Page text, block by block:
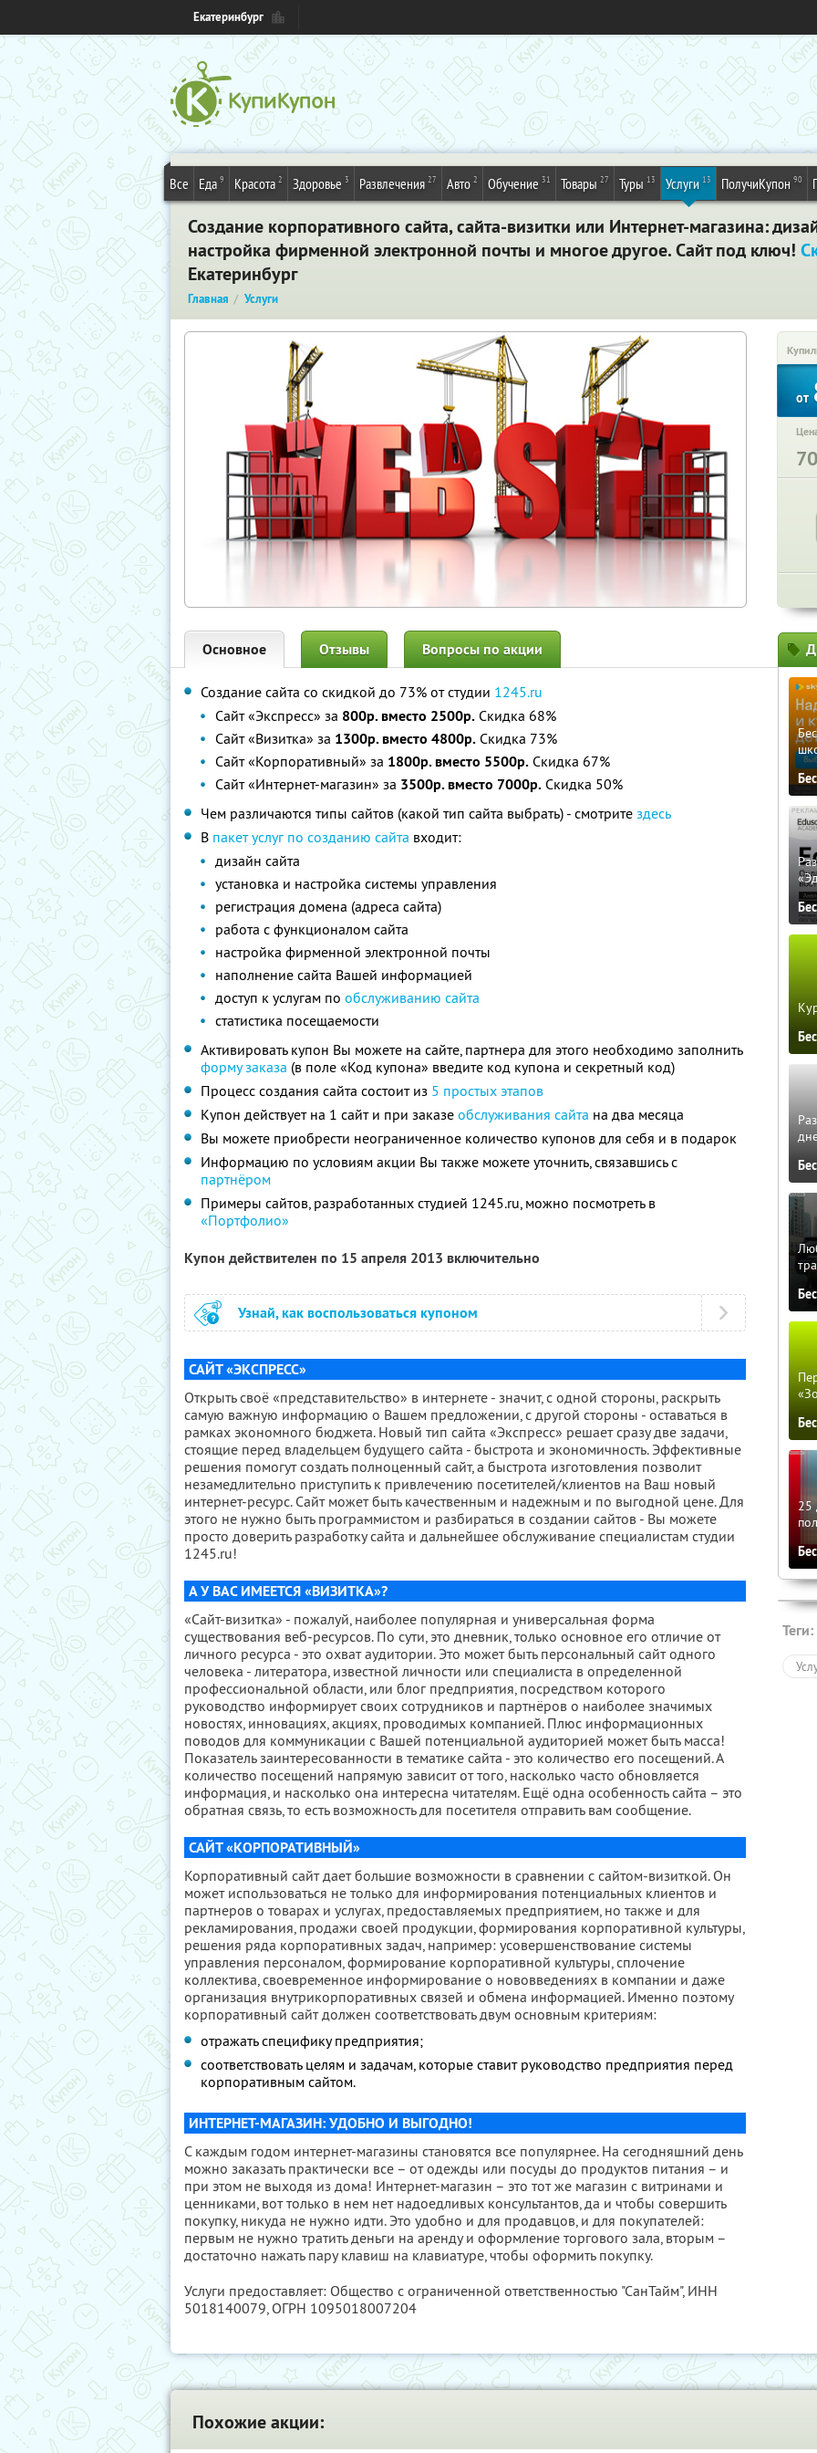
Екатеринбург
Все Еда 9 Красота 2 Здоровье 3 Развлечения 27 Авто 2 Обучение 31 Товары 27 Туры 13 Услуги 13 ПолучиКупон 90
Создание корпоративного сайта, сайта-визитки или Интернет-магазина:
настройка фирменной электронной почты и многое другое. Сайт под ключ!
Екатеринбург
Главная Услуги
от
Основное Отзывы Вопросы по акции
Создание сайта со скидкой до 73% от студии 1245.ru
Сайт «Экспресс» за 800р. вместо 2500р. Скидка 68%
Сайт «Визитка» за 1300р. вместо 4800р. Скидка 73%
Сайт «Корпоративный» за 1800р. вместо 5500р. Скидка 67%
Сайт «Интернет-магазин» за 3500р. вместо 7000р. Скидка 50%
Чем различаются типы сайтов (какой тип сайта выбрать) - смотрите здесь
В пакет услуг по созданию сайта входит:
дизайн сайта
установка и настройка системы управления
регистрация домена (адреса сайта)
работа с функционалом сайта
настройка фирменной электронной почты
наполнение сайта Вашей информацией
доступ к услугам по обслуживанию сайта
статистика посещаемости
Активировать купон Вы можете на сайте, партнера для этого необходимо заполнить
форму заказа (в поле «Код купона» введите код купона и секретный код)
Процесс создания сайта состоит из 5 простых этапов
Купон действует на 1 сайт и при заказе обслуживания сайта на два месяца
Вы можете приобрести неограниченное количество купонов для себя и в подарок
Информацию по условиям акции Вы также можете уточнить, связавшись с
партнёром
Примеры сайтов, разработанных студией 1245.ru, можно посмотреть в
«Портфолио»
Купон действителен по 15 апреля 2013 включительно
Узнай, как воспользоваться купоном
САЙТ «ЭКСПРЕСС»
Открыть своё «представительство» в интернете - значит, с одной стороны, раскрыть
самую важную информацию о Вашем предложении, с другой стороны - оставаться в
рамках экономного бюджета. Новый тип сайта «Экспресс» решает сразу две задачи,
стоящие перед владельцем будущего сайта - быстрота и экономичность. Эффективные
решения помогут создать полноценный сайт, а быстрота изготовления позволит
незамедлительно приступить к привлечению посетителей/клиентов на Ваш новый
интернет-ресурс. Сайт может быть качественным и надежным и по выгодной цене. Для
этого не нужно быть программистом и разбираться в создании сайтов - Вы можете
просто доверить разработку сайта и дальнейшее обслуживание специалистам студии
1245.ru!
А У ВАС ИМЕЕТСЯ «ВИЗИТКА»?
«Сайт-визитка» - пожалуй, наиболее популярная и универсальная форма
существования веб-ресурсов. По сути, это дневник, только основное его отличие от
личного ресурса - это охват аудитории. Это может быть персональный сайт одного
человека - литератора, известной личности или специалиста в определенной
профессиональной области, или блог предприятия, посредством которого
руководство информирует своих сотрудников и партнёров о наиболее значимых
новостях, инновациях, акциях, проводимых компанией. Плюс информационных
поводов для коммуникации с Вашей потенциальной аудиторией может быть масса!
Показатель заинтересованности в тематике сайта - это количество его посещений. А
количество посещений напрямую зависит от того, насколько часто обновляется
информация, и насколько она интересна читателям. Ещё одна особенность сайта – это
обратная связь, то есть возможность для посетителя отправить вам сообщение.
САЙТ «КОРПОРАТИВНЫЙ»
Корпоративный сайт дает большие возможности в сравнении с сайтом-визиткой. Он
может использоваться не только для информирования потенциальных клиентов и
партнеров о товарах и услугах, предоставляемых предприятием, но также и для
рекламирования, продажи своей продукции, формирования корпоративной культуры,
решения ряда корпоративных задач, например: усовершенствование системы
управления персоналом, формирование корпоративной культуры, сплочение
коллектива, своевременное информирование о нововведениях в компании и даже
организация внутрикорпоративных связей и обмена информацией. Именно поэтому
корпоративный сайт должен соответствовать двум основным критериям:
отражать специфику предприятия;
соответствовать целям и задачам, которые ставит руководство предприятия перед
корпоративным сайтом.
ИНТЕРНЕТ-МАГАЗИН: УДОБНО И ВЫГОДНО!
С каждым годом интернет-магазины становятся все популярнее. На сегодняшний день
можно заказать практически все – от одежды или посуды до продуктов питания – и
при этом не выходя из дома! Интернет-магазин – это тот же магазин с витринами и
ценниками, вот только в нем нет надоедливых консультантов, да и чтобы совершить
покупку, никуда не нужно идти. Это удобно и для продавцов, и для покупателей:
первым не нужно тратить деньги на аренду и оформление торгового зала, вторым –
достаточно нажать пару клавиш на клавиатуре, чтобы оформить покупку.
Услуги предоставляет: Общество с ограниченной ответственностью "СанТайм", ИНН
5018140079, ОГРН 1095018007204
25
Теги:
Похожие акции: